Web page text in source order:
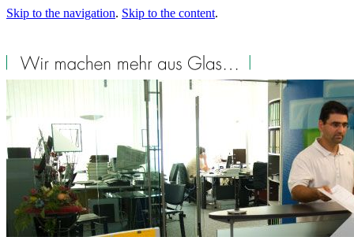
Skip to the navigation. Skip to the content.